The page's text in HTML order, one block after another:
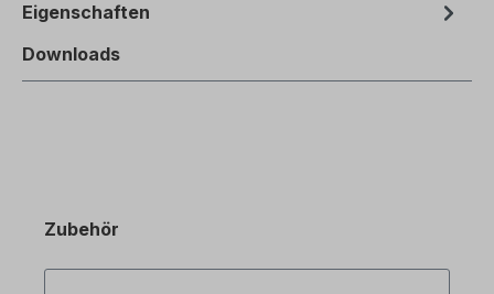
Eigenschaften
Downloads
Zubehör